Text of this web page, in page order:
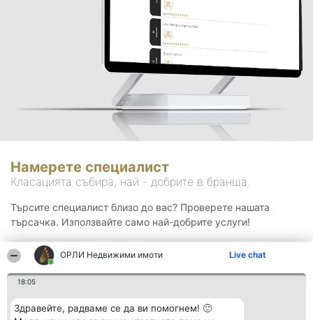
ОРЛИ Недвижими имоти Live chat
18:05
Здравейте, радваме се да ви помогнем! 🙂
Намерете специалист
Класацията събира, най - добрите в бранша.
Търсите специалист близо до вас? Проверете нашата
търсачка. Използвайте само най-добрите услуги!